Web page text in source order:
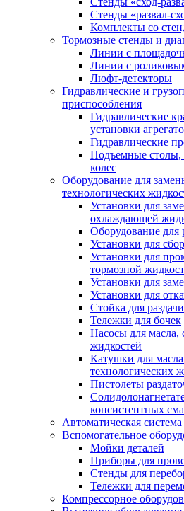
Стенды «развал-
Комплекты со
Тормозные стенды и
Линии с
Линии с
Люфт-детекторы
Гидравлические и
приспособления
Гидравлические
установки
Гидравлические
Подъемные столы,
колес
Оборудование для
технологических
Установки для
охлаждающей
Оборудование для
Установки для
Установки для
тормозной
Установки для
Установки для
Стойка для
Тележки для бочек
Насосы для масла,
жидкостей
Катушки для
технологических
Пистолеты
консистентных
Автоматическая система
Вспомогательное
Мойки деталей
Приборы для
Стенды для
Тележки для
Компрессорное